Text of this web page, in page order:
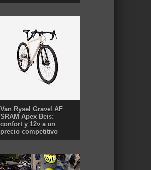
Van Rysel Gravel AF
SRAM Apex Beis:
confort y 12v a un
precio competitivo